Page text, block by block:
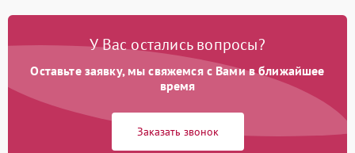
У Вас остались вопросы?
Оставьте заявку, мы свяжемся с Вами в ближайшее
время
Заказать звонок